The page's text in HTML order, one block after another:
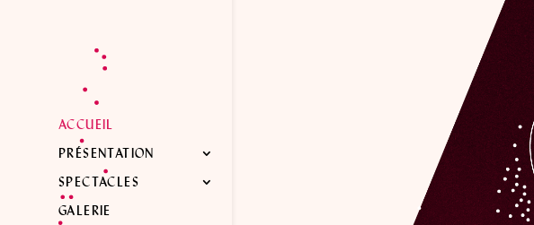
ACCUEIL
PRÉSENTATION
SPECTACLES
GALERIE